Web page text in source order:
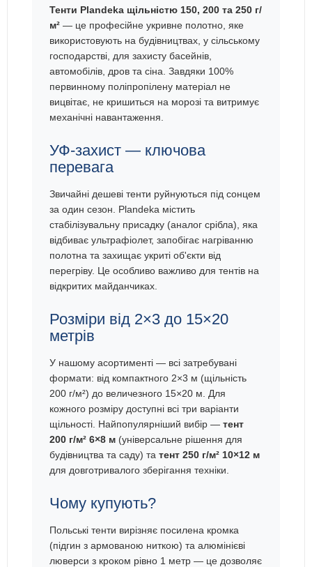
Тенти Plandeka щільністю 150, 200 та 250 г/
м² — це професійне укривне полотно, яке
використовують на будівництвах, у сільському
господарстві, для захисту басейнів,
автомобілів, дров та сіна. Завдяки 100%
первинному поліпропілену матеріал не
вицвітає, не кришиться на морозі та витримує
механічні навантаження.
УФ-захист — ключова
перевага
Звичайні дешеві тенти руйнуються під сонцем
за один сезон. Plandeka містить
стабілізувальну присадку (аналог срібла), яка
відбиває ультрафіолет, запобігає нагріванню
полотна та захищає укриті об'єкти від
перегріву. Це особливо важливо для тентів на
відкритих майданчиках.
Розміри від 2×3 до 15×20
метрів
У нашому асортименті — всі затребувані
формати: від компактного 2×3 м (щільність
200 г/м²) до величезного 15×20 м. Для
кожного розміру доступні всі три варіанти
щільності. Найпопулярніший вибір — тент
200 г/м² 6×8 м (універсальне рішення для
будівництва та саду) та тент 250 г/м² 10×12 м
для довготривалого зберігання техніки.
Чому купують?
Польські тенти вирізняє посилена кромка
(підгин з армованою ниткою) та алюмінієві
люверси з кроком рівно 1 метр — це дозволяє